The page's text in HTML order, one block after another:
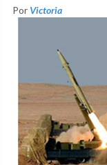
Por Victoria